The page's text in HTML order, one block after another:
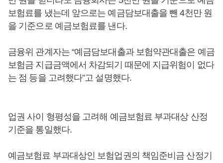
보험료를 냈는데 앞으로는 예금담보대출을 뺀 4천만 원
을 기준으로 예금보험료를 낸다.
금융위 관계자는 “예금담보대출과 보험약관대출은 예금
보험금 지급금액에서 차감되기 때문에 지급위험이 없다
는 점 등을 고려했다”고 설명했다.
업권 사이 형평성을 고려해 예금보험료 부과대상 산정
기준을 통일했다.
예금보험료 부과대상인 보험업권의 책임준비금 산정기